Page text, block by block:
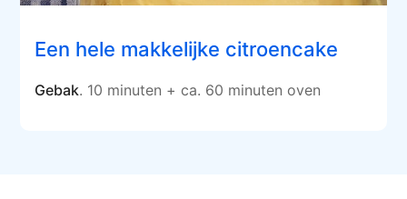
Een hele makkelijke citroencake
Gebak. 10 minuten + ca. 60 minuten oven